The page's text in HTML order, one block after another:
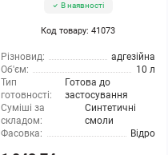
В наявності
Код товару: 41073
Різновид:
адгезійна
Об'єм:
10 л
Тип
готовності:
Готова до
застосування
Суміші за
складом:
Синтетичні
смоли
Фасовка:
Відро